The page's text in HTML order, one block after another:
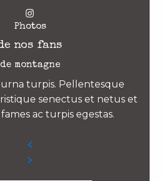
Photos
nos fans
de montagne
turpis. Pellentesque
senectus et netus et
ac turpis egestas.